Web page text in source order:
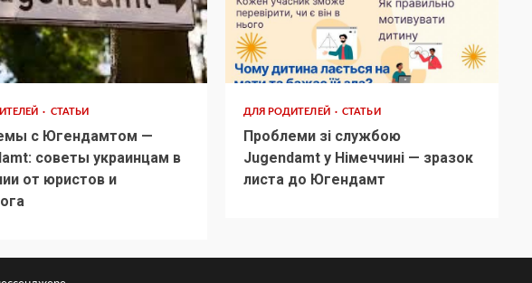
СТАТЬИ
с Югендамтом —
советы украинцам в
от юристов и
ДЛЯ РОДИТЕЛЕЙ СТАТЬИ
Проблеми зі службою
Jugendamt у Німеччині — зразок
листа до Югендамт